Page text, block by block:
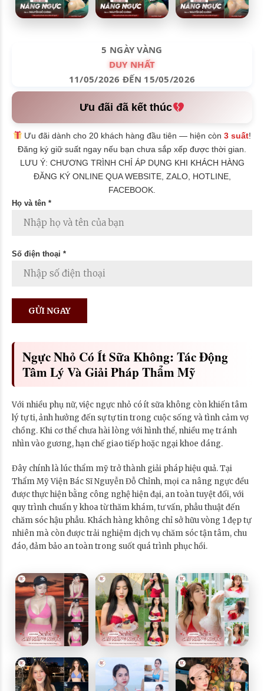
5 NGÀY VÀNG
DUY NHẤT
11/05/2026 ĐẾN 15/05/2026
Ưu đãi đã kết thúc
Ưu đãi dành cho 20 khách hàng đầu tiên — hiện còn3 suất!
Đăng ký giữ suất ngay nếu bạn chưa sắp xếp được thời gian.
LƯU Ý: CHƯƠNG TRÌNH CHỈ ÁP DỤNG KHI KHÁCH HÀNG
ĐĂNG KÝ ONLINE QUA WEBSITE, ZALO, HOTLINE,
FACEBOOK.
Họ và tên *
Số điện thoại *
Ngực Nhỏ Có Ít Sữa Không: Tác Động
Tâm Lý Và Giải Pháp Thẩm Mỹ
Với nhiều phụ nữ, việc ngực nhỏ có ít sữa không còn khiến tâm
lý tự ti, ảnh hưởng đến sự tự tin trong cuộc sống và tình cảm vợ
chồng. Khi cơ thể chưa hài lòng với hình thể, nhiều mẹ tránh
nhìn vào gương, hạn chế giao tiếp hoặc ngại khoe dáng.
Đây chính là lúc thẩm mỹ trở thành giải pháp hiệu quả. Tại
Thẩm Mỹ Viện Bác Sĩ Nguyễn Đỗ Chỉnh, mọi ca nâng ngực đều
được thực hiện bằng công nghệ hiện đại, an toàn tuyệt đối, với
quy trình chuẩn y khoa từ thăm khám, tư vấn, phẫu thuật đến
chăm sóc hậu phẫu. Khách hàng không chỉ sở hữu vòng 1 đẹp tự
nhiên mà còn được trải nghiệm dịch vụ chăm sóc tận tâm, chu
đáo, đảm bảo an toàn trong suốt quá trình phục hồi.